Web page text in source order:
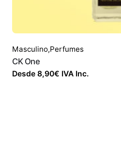
Masculino,Perfumes
CK One
Desde 8,90€ IVA Inc.